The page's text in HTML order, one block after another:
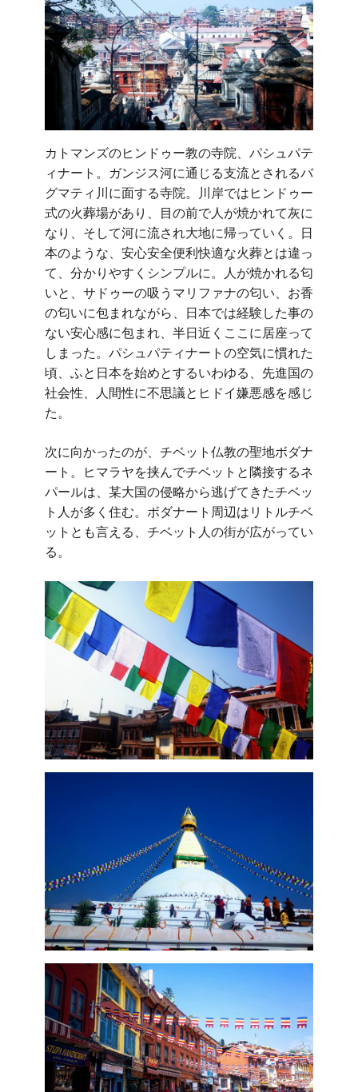
カトマンズのヒンドゥー教の寺院、パシュパテ
ィナート。ガンジス河に通じる支流とされるバ
グマティ川に面する寺院。川岸ではヒンドゥー
式の火葬場があり、目の前で人が焼かれて灰に
なり、そして河に流され大地に帰っていく。日
本のような、安心安全便利快適な火葬とは違っ
て、分かりやすくシンプルに。人が焼かれる匂
いと、サドゥーの吸うマリファナの匂い、お香
の匂いに包まれながら、日本では経験した事の
ない安心感に包まれ、半日近くここに居座って
しまった。パシュパティナートの空気に慣れた
頃、ふと日本を始めとするいわゆる、先進国の
社会性、人間性に不思議とヒドイ嫌悪感を感じ
た。
次に向かったのが、チベット仏教の聖地ボダナ
ート。ヒマラヤを挟んでチベットと隣接するネ
パールは、某大国の侵略から逃げてきたチベッ
ト人が多く住む。ボダナート周辺はリトルチベ
ットとも言える、チベット人の街が広がってい
る。